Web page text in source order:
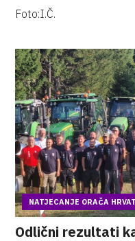
Foto:I.Č.
NATJECANJE ORAČA
Odlični rezultati